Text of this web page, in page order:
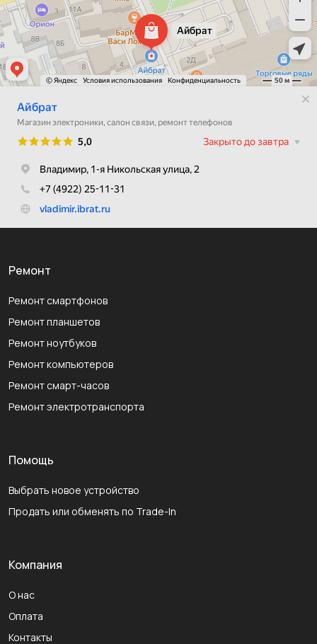
Ремонт
Ремонт смартфонов
Ремонт планшетов
Ремонт ноутбуков
Ремонт компьютеров
Ремонт смарт-часов
Ремонт электротранспорта
Помощь
Выбрать новое устройство
Продать или обменять по Trade-In
Компания
О нас
Оплата
Контакты